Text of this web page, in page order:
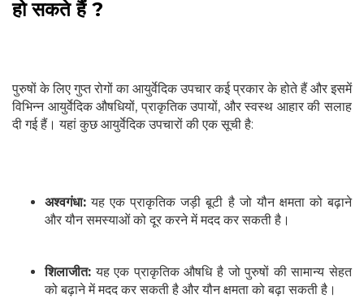
हो सकते हैं ?
पुरुषों के लिए गुप्त रोगों का आयुर्वेदिक उपचार कई प्रकार के होते हैं और इसमें
विभिन्न आयुर्वेदिक औषधियों, प्राकृतिक उपायों, और स्वस्थ आहार की सलाह
दी गई हैं। यहां कुछ आयुर्वेदिक उपचारों की एक सूची है:
अश्वगंधा: यह एक प्राकृतिक जड़ी बूटी है जो यौन क्षमता को बढ़ाने
और यौन समस्याओं को दूर करने में मदद कर सकती है।
शिलाजीत: यह एक प्राकृतिक औषधि है जो पुरुषों की सामान्य सेहत
को बढ़ाने में मदद कर सकती है और यौन क्षमता को बढ़ा सकती है।